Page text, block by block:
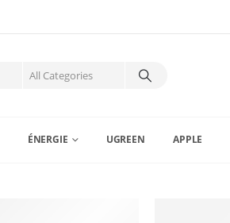
ÉNERGIE UGREEN APPLE